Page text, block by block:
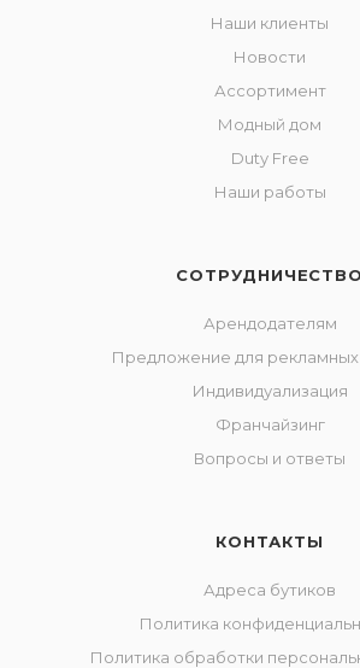
Наши клиенты
Новости
Ассортимент
Модный дом
Duty Free
Наши работы
СОТРУДНИЧЕСТВО
Арендодателям
Предложение для рекламных
Индивидуализация
Франчайзинг
Вопросы и ответы
КОНТАКТЫ
Адреса бутиков
Политика
Политика обработки